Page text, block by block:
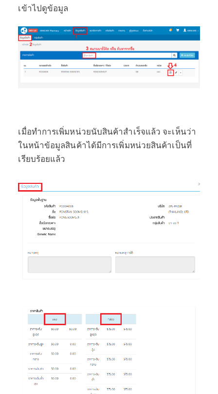
เข้าไปดูข้อมูล
เมื่อทำการเพิ่มหน่วยนับสินค้าสำเร็จแล้ว จะเห็นว่า
ในหน้าข้อมูลสินค้าได้มีการเพิ่มหน่วยสินค้าเป็นที่
เรียบร้อยแล้ว